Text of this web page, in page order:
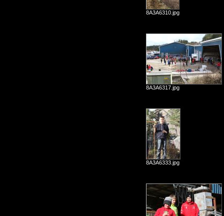
8A3A6310.jpg
8A3A6317.jpg
8A3A6333.jpg